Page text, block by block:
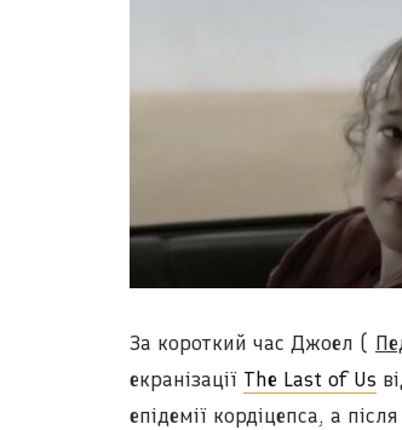
За короткий час Джоел (
екранізації The Last of Us
епідемії кордіцепса, а